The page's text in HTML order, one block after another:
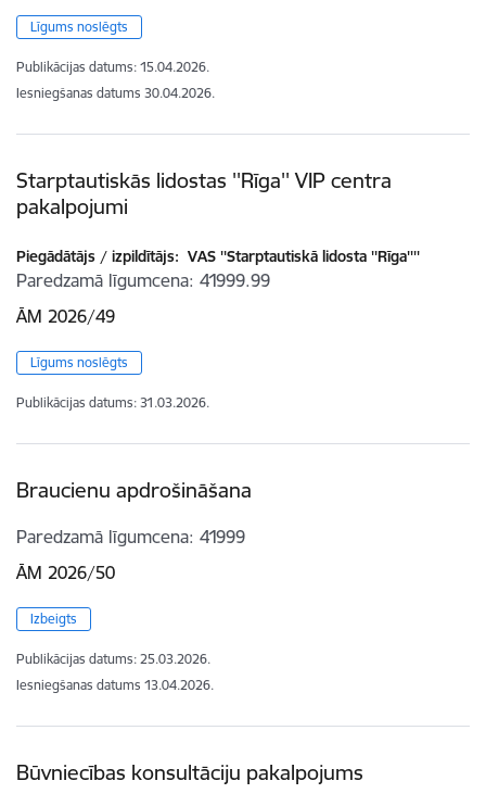
Līgums noslēgts
Publikācijas datums: 15.04.2026.
Iesniegšanas datums 30.04.2026.
Starptautiskās lidostas ''Rīga'' VIP centra
pakalpojumi
Piegādātājs / izpildītājs: VAS ''Starptautiskā lidosta ''Rīga''''
Paredzamā līgumcena 41999.99
ĀM 2026/49
Līgums noslēgts
Publikācijas datums: 31.03.2026.
Braucienu apdrošināšana
Paredzamā līgumcena 41999
ĀM 2026/50
Izbeigts
Publikācijas datums: 25.03.2026.
Iesniegšanas datums 13.04.2026.
Būvniecības konsultāciju pakalpojums